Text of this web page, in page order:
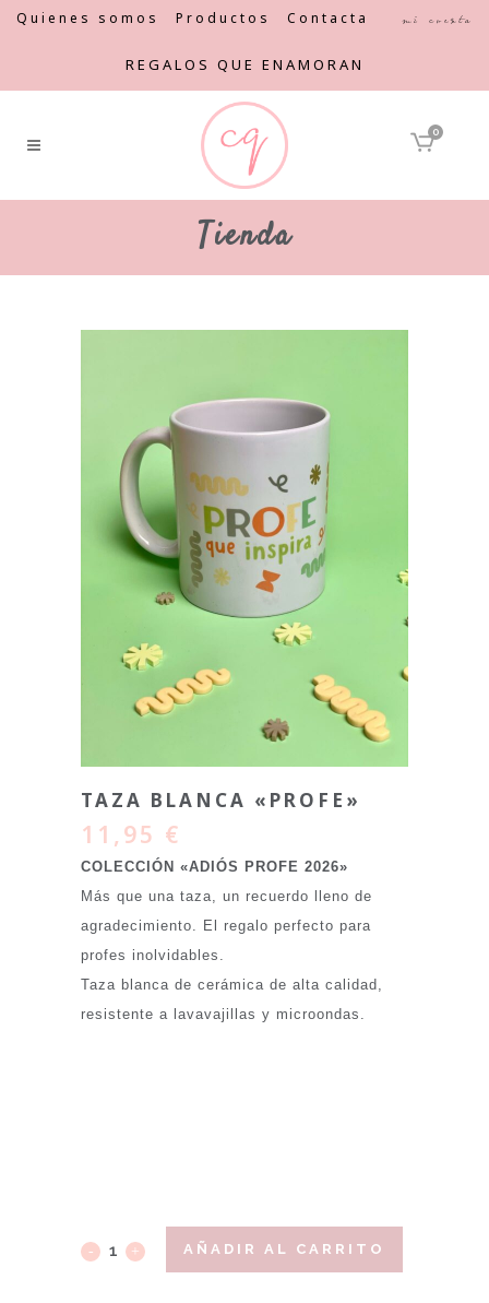
Quienes somos Productos Contacta Mi cuenta
REGALOS QUE ENAMORAN
0
Tienda
TAZA BLANCA «PROFE»
11,95 €
COLECCIÓN «ADIÓS PROFE 2026»
Más que una taza, un recuerdo lleno de
agradecimiento. El regalo perfecto para
profes inolvidables.
Taza blanca de cerámica de alta calidad,
resistente a lavavajillas y microondas.
AÑADIR AL CARRITO